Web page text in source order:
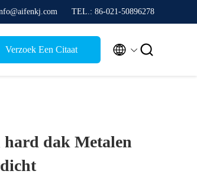
TEL.: 86-021-50896278
Verzoek Een Citaat  
dak Metalen